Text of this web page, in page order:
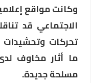
وكانت مواقع
الاجتماعي قد
تحركات
ما أثار مخاوف
مسلحة جديدة.